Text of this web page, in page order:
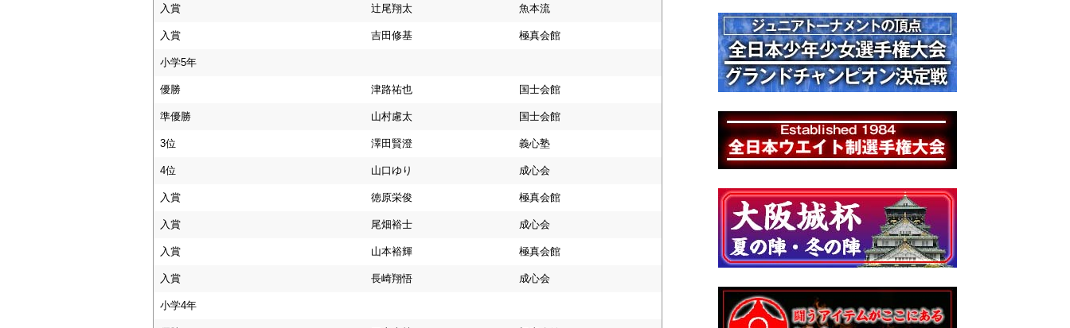
入賞 辻尾翔太 魚本流
入賞 吉田修基 極真会館
小学5年
優勝 津路祐也 国士会館
準優勝 山村慮太 国士会館
3位 澤田賢澄 義心塾
4位 山口ゆり 成心会
入賞 徳原栄俊 極真会館
入賞 尾畑裕士 成心会
入賞 山本裕輝 極真会館
入賞 長崎翔悟 成心会
小学4年